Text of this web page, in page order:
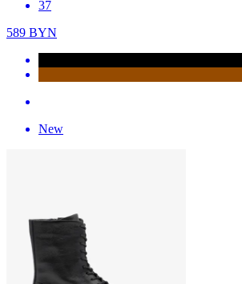
37
589 BYN
New